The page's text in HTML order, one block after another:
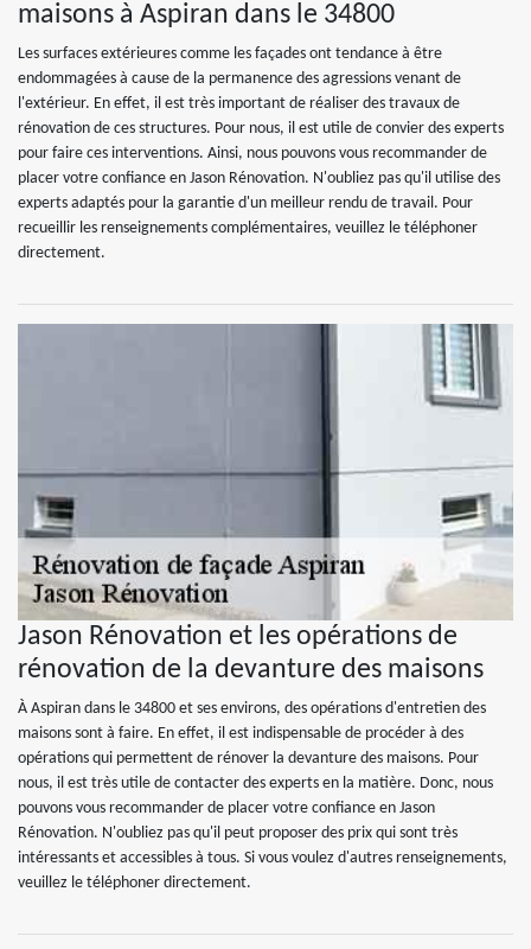
maisons à Aspiran dans le 34800
Les surfaces extérieures comme les façades ont tendance à être
endommagées à cause de la permanence des agressions venant de
l'extérieur. En effet, il est très important de réaliser des travaux de
rénovation de ces structures. Pour nous, il est utile de convier des experts
pour faire ces interventions. Ainsi, nous pouvons vous recommander de
placer votre confiance en Jason Rénovation. N'oubliez pas qu'il utilise des
experts adaptés pour la garantie d'un meilleur rendu de travail. Pour
recueillir les renseignements complémentaires, veuillez le téléphoner
directement.
Jason Rénovation et les opérations de
rénovation de la devanture des maisons
À Aspiran dans le 34800 et ses environs, des opérations d'entretien des
maisons sont à faire. En effet, il est indispensable de procéder à des
opérations qui permettent de rénover la devanture des maisons. Pour
nous, il est très utile de contacter des experts en la matière. Donc, nous
pouvons vous recommander de placer votre confiance en Jason
Rénovation. N'oubliez pas qu'il peut proposer des prix qui sont très
intéressants et accessibles à tous. Si vous voulez d'autres renseignements,
veuillez le téléphoner directement.